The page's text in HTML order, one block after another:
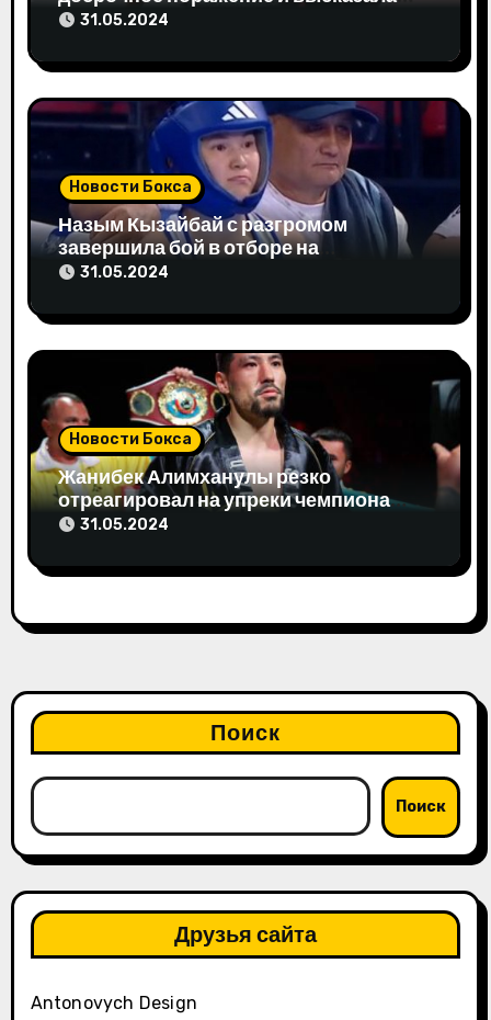
п
и
с
м
свое мнение
31.05.2024
Новости Бокса
Назым Кызайбай с разгромом
завершила бой в отборе на
Олимпиаду-2024
31.05.2024
Новости Бокса
Жанибек Алимханулы резко
отреагировал на упреки чемпиона
мира
31.05.2024
Поиск
Поиск
Друзья сайта
Antonovych Design